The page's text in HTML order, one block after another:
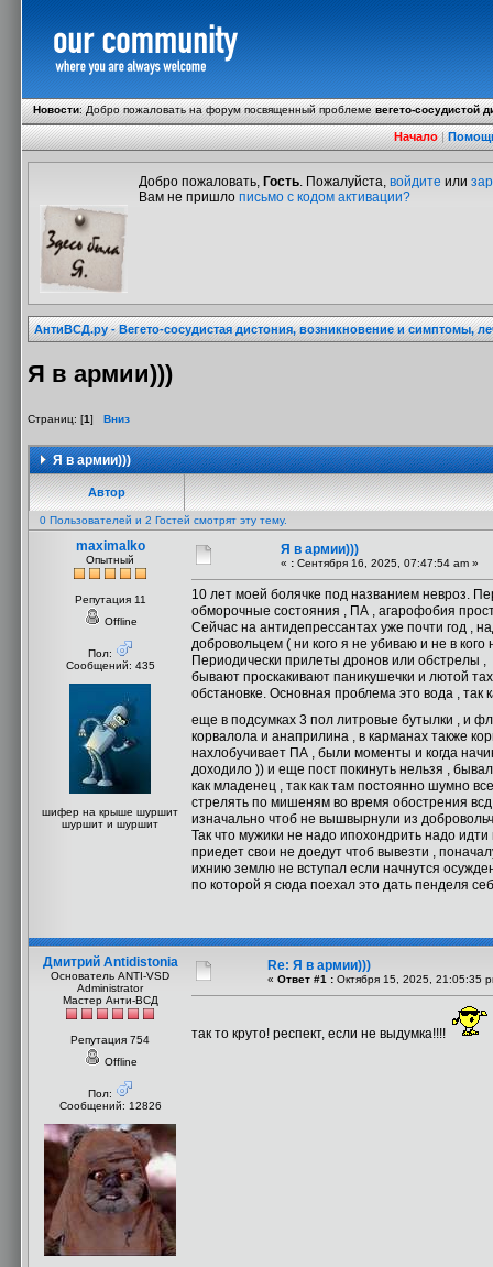
Новости:Добро пожаловать на форум посвященный проблемевегето-сосудистой
Начало|
Добро пожаловать, Гость. Пожалуйста, войдите или
Вам не пришло письмо с кодом активации?
АнтиВСД.ру - Вегето-сосудистая дистония, возникновение и симптомы,
Я в армии)))
Страниц: [1] Вниз
Я в армии)))
Автор
0 Пользователей и 2 Гостей смотрят эту тему.
maximalko
Опытный
Репутация 11
Offline
Пол:
Сообщений: 435
шифер на крыше шуршит
шуршит и шуршит
Я в армии)))
« : Сентября 16, 2025, 07:47:54 am »
10 лет моей болячке под названием невроз.
обморочные состояния , ПА , агарофобия
Сейчас на антидепрессантах уже почти год ,
добровольцем ( ни кого я не убиваю и не в
Периодически прилеты дронов или обстрелы
бывают проскакивают паникушечки и лютой
обстановке. Основная проблема это вода , так
еще в подсумках 3 пол литровые бутылки , и
корвалола и анаприлина , в карманах также
нахлобучивает ПА , были моменты и когда
доходило )) и еще пост покинуть нельзя ,
как младенец , так как там постоянно шумно
стрелять по мишеням во время обострения
изначально чтоб не вышвырнули из
Так что мужики не надо ипохондрить надо
приедет свои не доедут чтоб вывезти ,
ихнию землю не вступал если начнутся
по которой я сюда поехал это дать пенделя
Дмитрий Antidistonia
Основатель ANTI-VSD
Administrator
Мастер Анти-ВСД
Репутация 754
Offline
Пол:
Сообщений: 12826
Re: Я в армии)))
« Ответ #1 : Октября 15, 2025, 21:05:35
так то круто! респект, если не выдумка!!!!